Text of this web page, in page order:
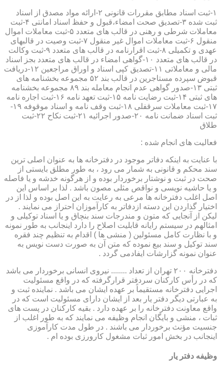
۱-ثبت اسناد مطابق مقررات قانونی ۲-ارائه مواد مصدق از اسناد
ثبت شده ۳-تصدیق صحت امضاء،قبول و حفظ اسناد امانتی ۴-ثبت
معاملات شرطی و رهنی در قالب های متعدد ۵-ثبت معاملات اموال
منقول ۶-ثبت معاملات اموال غیر منقول ۷-ثبت وصیت در قالبهای
عهدی و تکمیلی ۸-ثبت اقرارنامه در قالب های متعدد ۹-ثبت وکالت
در قالب های متعدد ۱۰-گواهی امضاء در قالب های متعدد بجز اسناد
مالی و معاملاتی ۱۱-تصدیق کپی اسناد و اوراق مراجعین ۱۲-دریافت
قبوض سپرده مستاجرین در قالب بند ۵۲ مجموعه بخشنامه های
ثبتی ۱۳-صدور گواهی عدم انجام معامله بند ۸۹ مجموعه بخشنامه
های ثبتی ۱۴-ثبت رضایت نامه ۱۵-ثبت تعهد نامه ۱۶-ثبت اجاره نامه
۱۷-ثبت معاملات سرقفلی ۱۸-ثبت وقف نامه و اسناد موقوفه ۱۹-
ثبت اسناد ضمانت نامه ۲۰-صدور اجرائیه ۲۱-ثبت نکاح ۲۲-ثبت
طلاق
فعالیت های انجام شده :
با عنایت به اینکه دفاتر موجود در دفترخانه ها به عنوان اصلی ترین
سند محکم و قانونی به شمار می رود ، به طور مطلق بایستی از
صحت در ثبت و نوشتار برخوردار بوده و از هرگونه خدشه و یا فاصله
و یا حاشیه نویسی و نواقص مثلی مصون باشد . لذا بر اساس این
اصل اغلب دفترخانه ها مرعی به رعایت به این اصل بوده و لذا از در
اختیار گذاردن این دسته ازدفاتر به کارآموزان احتراز می نمایند .
لیکن از آنجایی که متون و مندرجات سند بنچاق و یا اسناد توکیلی و
امثالهم در سیستم رایانه قابلیت اصلاح را دارد اینجانب به طور نمونه
و با نظارت کامل مسئولین ( منشی ها ) اقدام به تنظیم چند فقره
سند توکیل و سند بیع نموده که متن آن به صورت دست نویس به
عنوان نمونه گزارشات ایفادمی گردد .
دفترخانه ۲۰۰ تهران از تعداد ........ نیروی انسانی برخوردار می باشد
که در رأس کارکنان سردفتر قرارگرفته که در واقع مسئولیت
اجرایی دفترخانه مستقیماً بر عهده ایشان می باشد . نماینده ثبت و
به عبارتی دیگر دفتر یار بعد از ایشان دارای مسئولیت است که در
واقع معاونت دفترخانه را بر عهده دارد . بقیه کارکنان در پست های
ثبات ، منشی و بایگان انجام وظیفه می نمایند که به طور اغلب از
جنسیت مؤنث برخوردار می باشند . در طول مدت کارآموزی
اینجانب در بخش امور ثبات مشغول کارورزی بوده ام .
وظیفه دفتر یار